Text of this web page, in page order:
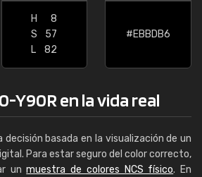
H
8
S
57
L
82
#EBBDB6
Y90R en la vida real
decisión basada en la visualización de un
Para estar seguro del color correcto,
unmuestra de colores NCS físico. En